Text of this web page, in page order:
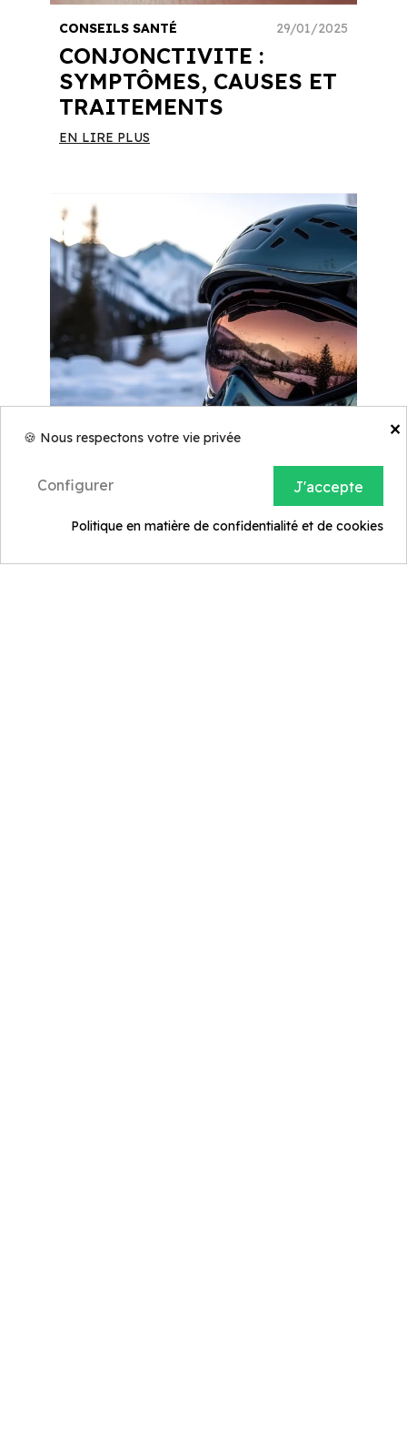
CONJONCTIVITE :
SYMPTÔMES, CAUSES ET
TRAITEMENTS
CONSEILS SANTÉ 29/01/2025
EN LIRE PLUS
POUR LE SKI ET LA
CONSEILS SANTÉ 25/01/2025
×
🍪 Nous respectons votre vie privée
J'accepte
Configurer
Politique en matière de confidentialité et de cookies